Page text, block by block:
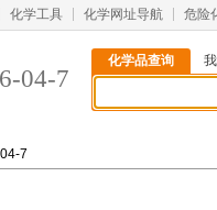
化学工具 化学网址导航 危险
04-7
化学品查询
7